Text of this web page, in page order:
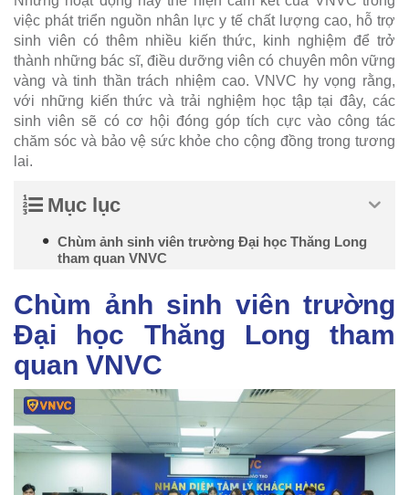
việc phát triển nguồn nhân lực y tế chất lượng cao, hỗ trợ
sinh viên có thêm nhiều kiến thức, kinh nghiệm để trở
thành những bác sĩ, điều dưỡng viên có chuyên môn vững
vàng và tinh thần trách nhiệm cao. VNVC hy vọng rằng,
với những kiến thức và trải nghiệm học tập tại đây, các
sinh viên sẽ có cơ hội đóng góp tích cực vào công tác
chăm sóc và bảo vệ sức khỏe cho cộng đồng trong tương
lai.
Mục lục
Chùm ảnh sinh viên trường Đại học Thăng Long
tham quan VNVC
Chùm ảnh sinh viên trường
Đại học Thăng Long tham
quan VNVC